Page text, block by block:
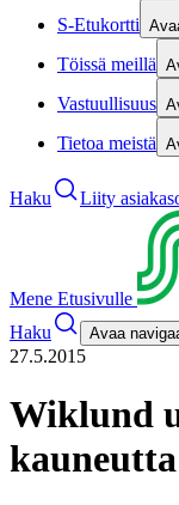
S-Etukortti
Töissä meillä
Vastuullisuus
Tietoa meistä
Haku Liity
Mene Etusivulle
Haku
Avaa
27.5.2015
Wiklund